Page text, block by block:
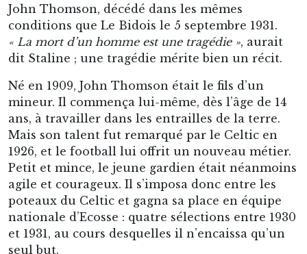
John Thomson, décédé dans les mêmes
conditions que Le Bidois le 5 septembre 1931.
« La mort d’un homme est une tragédie », aurait
dit Staline ; une tragédie mérite bien un récit.
Né en 1909, John Thomson était le fils d’un
mineur. Il commença lui-même, dès l’âge de 14
ans, à travailler dans les entrailles de la terre.
Mais son talent fut remarqué par le Celtic en
1926, et le football lui offrit un nouveau métier.
Petit et mince, le jeune gardien était néanmoins
agile et courageux. Il s’imposa donc entre les
poteaux du Celtic et gagna sa place en équipe
nationale d’Ecosse : quatre sélections entre 1930
et 1931, au cours desquelles il n’encaissa qu’un
seul but.